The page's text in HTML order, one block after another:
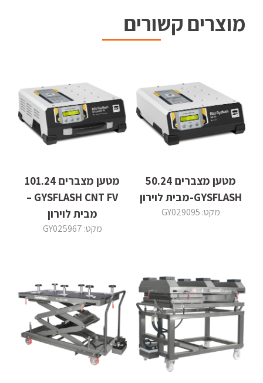
מוצרים קשורים
מטען מצברים 50.24
GYSFLASH-מבית לוירון
מקט: GY029095
מטען מצברים 101.24
GYSFLASH CNT FV –
מבית לוירון
מקט: GY025967